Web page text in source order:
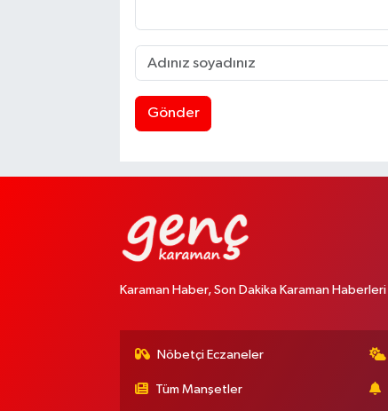
Gönder
Karaman Haber, Son Dakika Karaman Haberleri
Nöbetçi Eczaneler
Tüm Manşetler